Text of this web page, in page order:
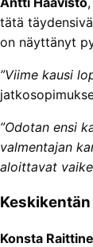
tätä
on näyttänyt
”Viime kausi
”Odotan ensi
valmentajan
aloittavat
Konsta